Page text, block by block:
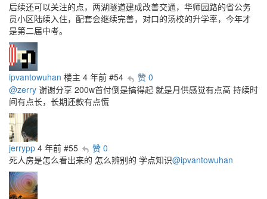
后续还可以关注的点，两湖隧道建成改善交通，华师园路的省公务
员小区陆续入住，配套会继续完善，对口的汤校的升学率，今年才
是第二届中考。
ipvantowuhan 楼主 4 年前 #54
赞 0
@zerry 谢谢分享 200w首付倒是搞得起 就是月供感觉有点高 持续时
间有点长，长期还款有点慌
jerrypp 4 年前 #55
赞 0
死人房是怎么看出来的 怎么辨别的 学点知识@ipvantowuhan